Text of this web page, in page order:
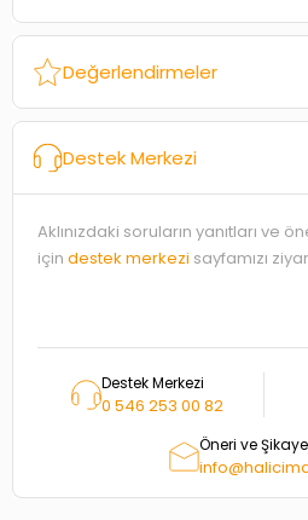
Değerlendirmeler
Destek Merkezi
Aklınızdaki soruların yanıtları ve
için destek merkezi sayfamızı
Destek Merkezi
0 546 253 00 82
Öneri ve